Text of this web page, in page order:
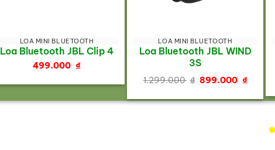
LOA MINI BLUETOOTH
Loa Bluetooth JBL Clip 4
499.000 ₫
LOA MINI BLUETOOTH
Loa Bluetooth JBL WIND
3S
1.299.000 ₫ Giá
gốc
1.299.000 ₫.
899.000 ₫Giá
hiện
là: